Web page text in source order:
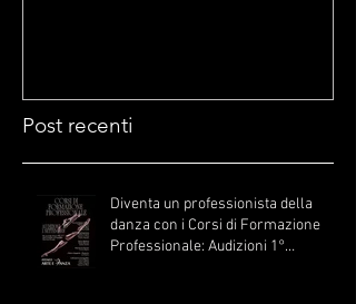
Post recenti
Diventa un professionista della
danza con i Corsi di Formazione
Professionale: Audizioni 1°